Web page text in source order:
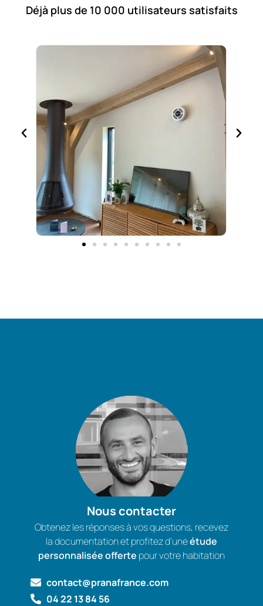
Déjà plus de 10 000 utilisateurs satisfaits
Nous contacter
Obtenez les réponses à vos questions, recevez
la documentation et profitez d’uneétude
personnalisée offerte pour votre habitation
contact@pranafrance.com
04 22 13 84 56